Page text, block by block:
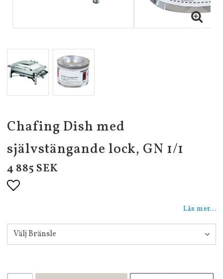
Chafing Dish med
självstängande lock, GN 1/1
4 885 SEK
Läs mer...